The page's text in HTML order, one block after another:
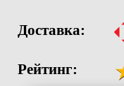
Доставка:
Рейтинг: